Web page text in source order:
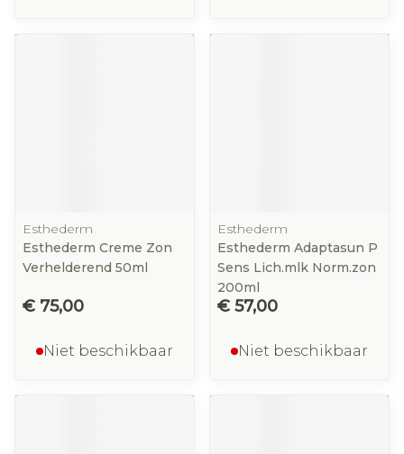
Esthederm
Esthederm Creme Zon
Verhelderend 50ml
€ 75,00
Niet beschikbaar
Esthederm
Esthederm Adaptasun P
Sens Lich.mlk Norm.zon
200ml
€ 57,00
Niet beschikbaar